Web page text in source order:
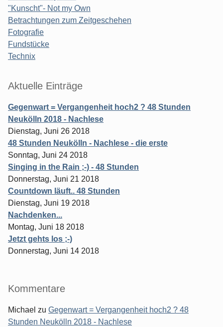
"Kunscht"- Not my Own
Betrachtungen zum Zeitgeschehen
Fotografie
Fundstücke
Technix
Aktuelle Einträge
Gegenwart = Vergangenheit hoch2 ? 48 Stunden
Neukölln 2018 - Nachlese
Dienstag, Juni 26 2018
48 Stunden Neukölln - Nachlese - die erste
Sonntag, Juni 24 2018
Singing in the Rain ;-) - 48 Stunden
Donnerstag, Juni 21 2018
Countdown läuft.. 48 Stunden
Dienstag, Juni 19 2018
Nachdenken...
Montag, Juni 18 2018
Jetzt gehts los ;-)
Donnerstag, Juni 14 2018
Kommentare
Michael zu Gegenwart = Vergangenheit hoch2 ? 48
Stunden Neukölln 2018 - Nachlese